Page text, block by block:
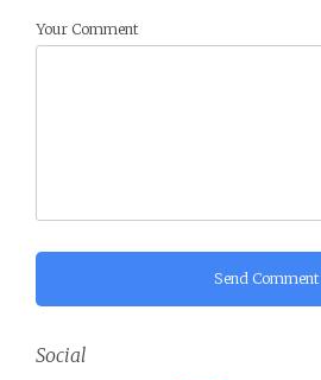
Your Comment
Send Comment
Social